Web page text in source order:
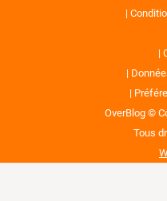
OverBlog ©
Tous